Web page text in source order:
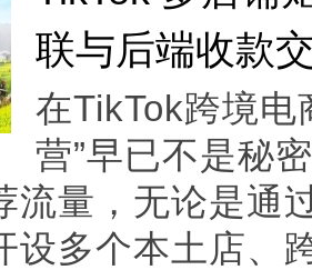
联与后端收款
在TikTok跨境电
营”早已不是秘
流量，无论是通
设多个本土店、